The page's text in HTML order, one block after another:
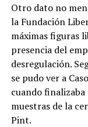
Otro dato no
la Fundación
máximas figuras
presencia del
desregulación.
se pudo ver a
cuando
muestras de la
Pint.